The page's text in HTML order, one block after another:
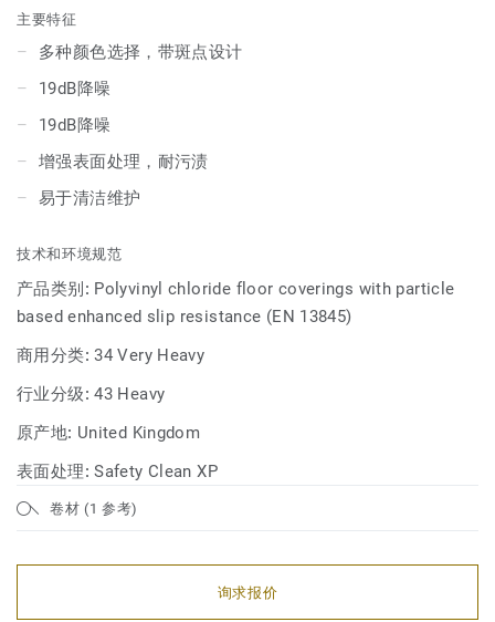
主要特征
多种颜色选择，带斑点设计
19dB降噪
19dB降噪
增强表面处理，耐污渍
易于清洁维护
技术和环境规范
产品类别: Polyvinyl chloride floor coverings with particle
based enhanced slip resistance (EN 13845)
商用分类:34 Very Heavy
行业分级:43 Heavy
原产地: United Kingdom
表面处理:Safety Clean XP
卷材 (1 参考)
询求报价